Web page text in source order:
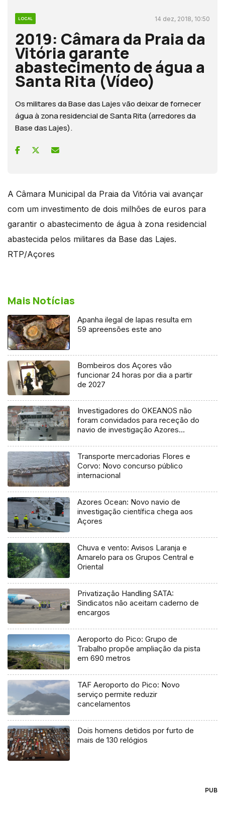
LOCAL 14 dez, 2018, 10:50
2019: Câmara da Praia da
Vitória garante
abastecimento de água a
Santa Rita (Vídeo)
Os militares da Base das Lajes vão deixar de fornecer
água à zona residencial de Santa Rita (arredores da
Base das Lajes).
A Câmara Municipal da Praia da Vitória vai avançar
com um investimento de dois milhões de euros para
garantir o abastecimento de água à zona residencial
abastecida pelos militares da Base das Lajes.
RTP/Açores
Mais Notícias
Apanha ilegal de lapas resulta em
59 apreensões este ano
Bombeiros dos Açores vão
funcionar 24 horas por dia a partir
de 2027
Investigadores do OKEANOS não
foram convidados para receção do
navio de investigação Azores
Transporte mercadorias Flores e
Corvo: Novo concurso público
internacional
Azores Ocean: Novo navio de
investigação científica chega aos
Açores
Chuva e vento: Avisos Laranja e
Amarelo para os Grupos Central e
Oriental
Privatização Handling SATA:
Sindicatos não aceitam caderno de
encargos
Aeroporto do Pico: Grupo de
Trabalho propõe ampliação da pista
em 690 metros
TAF Aeroporto do Pico: Novo
serviço permite reduzir
cancelamentos
Dois homens detidos por furto de
mais de 130 relógios
PUB